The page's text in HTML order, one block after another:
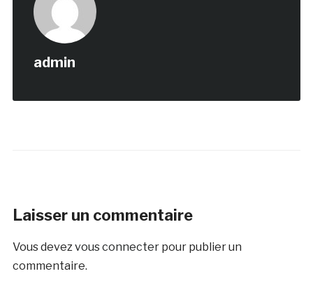
admin
Laisser un commentaire
Vous devezvous connecterpour publier un
commentaire.